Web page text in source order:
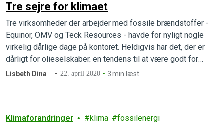
Tre sejre for klimaet
Tre virksomheder der arbejder med fossile brændstoffer -
Equinor, OMV og Teck Resources - havde for nyligt nogle
virkelig dårlige dage på kontoret. Heldigvis har det, der er
dårligt for olieselskaber, en tendens til at være godt for
klimaet. Så her kommer tre glædelige nyheder for vores
Lisbeth Dina 22. april 2020 3 min læst
Klimaforandringer klima fossilenergi